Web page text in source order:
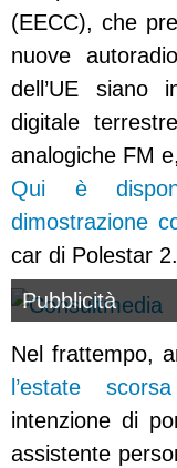
(EECC), che
nuove
dell’UE siano
digitale
analogiche FM
Qui è
dimostrazione
car di Polestar 2.
Pubblicità
Nel frattempo,
l’estate
intenzione di
assistente